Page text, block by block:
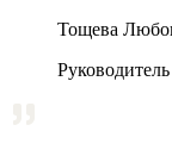
Тощева